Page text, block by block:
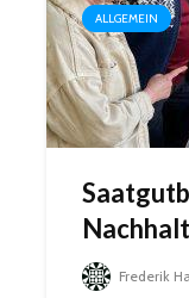
ALLGEMEIN
Frederik